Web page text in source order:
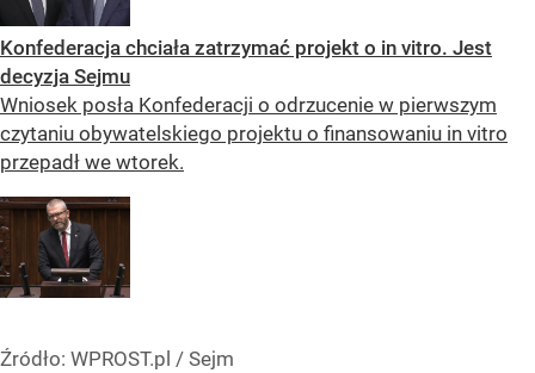
Konfederacja chciała zatrzymać projekt o in vitro. Jest
decyzja Sejmu
Wniosek posła Konfederacji o odrzucenie w pierwszym
czytaniu obywatelskiego projektu o finansowaniu in vitro
przepadł we wtorek.
Źródło: WPROST.pl / Sejm